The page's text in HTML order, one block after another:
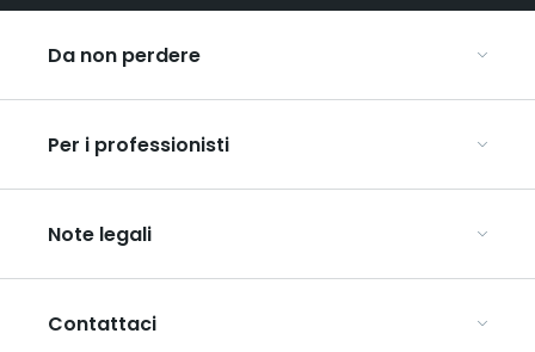
Da non perdere
Alsazia
Ardenne
Champagne
Per i professionisti
Organizzate il vostro viaggio di gruppo
Scopri l’ART GE
Mediaroom
Note legali
Informativa sulla privacy
Contattaci